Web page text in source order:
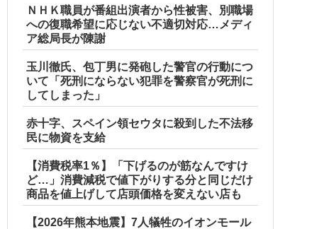
ＮＨＫ職員が番組出演者から性被害、別職場
への復職希望に応じない不適切対応…メディ
ア総局長が陳謝
玉川徹氏、包丁男に発砲した警官の行動につ
いて「死刑にならない犯罪を警察官が死刑に
してしまった」
赤十字、スペイン領セウタに殺到した不法移
民に物資を支給
【消費税率1％】「下げるのが筋なんですけ
ど…」消費減税で値下がりする分と同じだけ
商品を値上げして店頭価格を変えない店も
【2026年熊本地震】7人犠牲のイオンモール